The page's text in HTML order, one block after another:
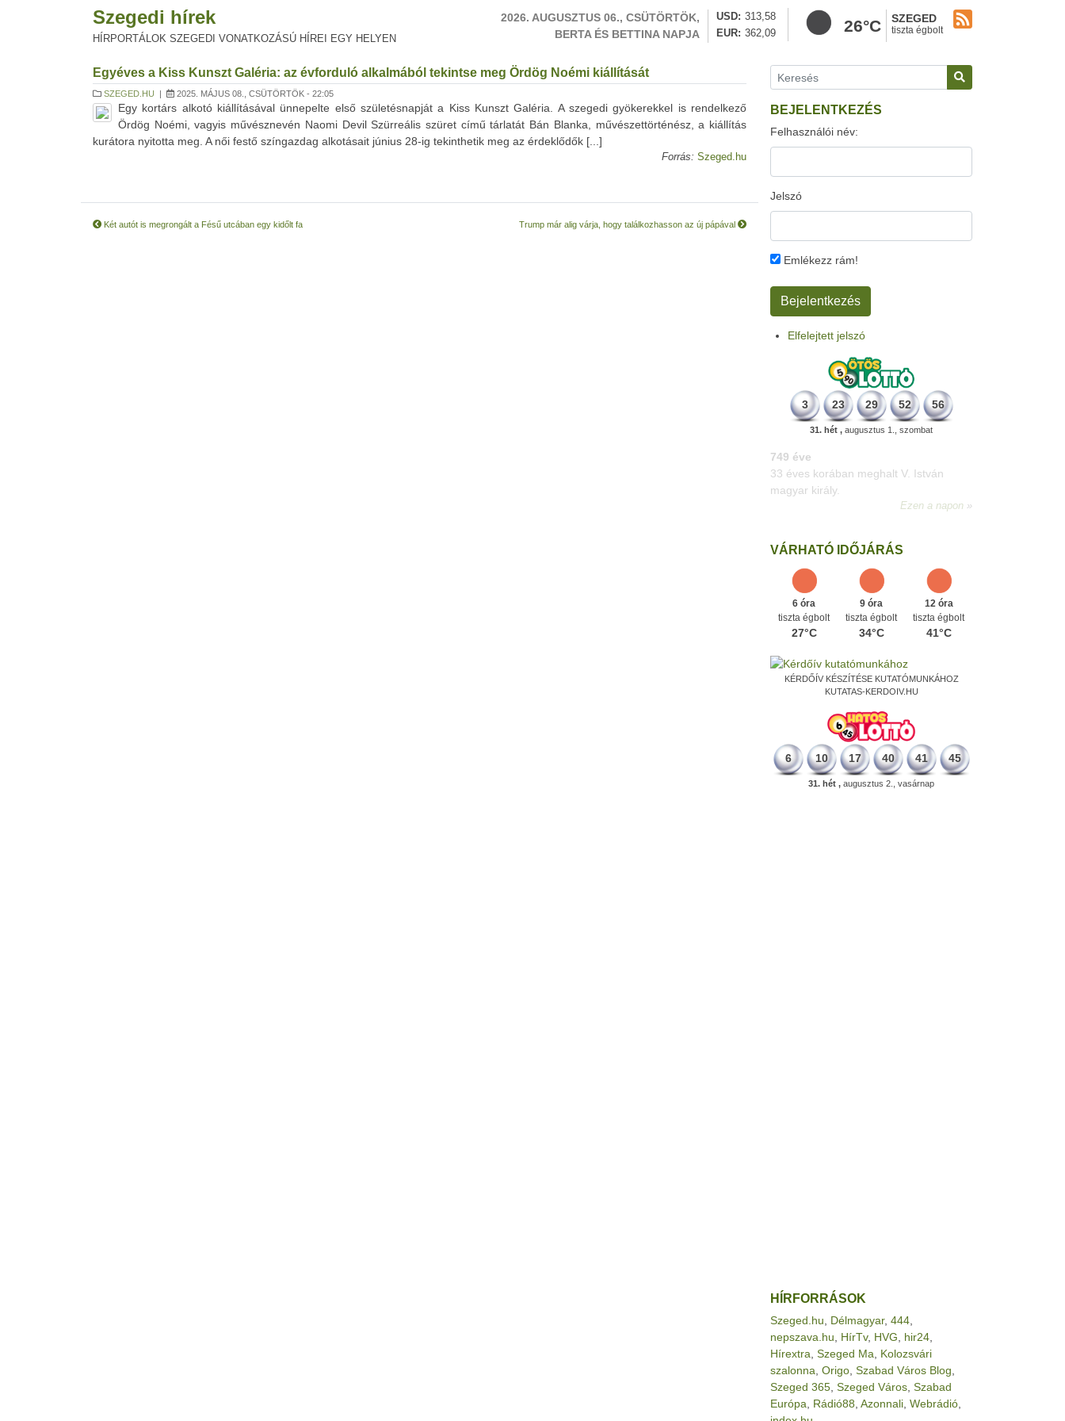
Szegedi hírek
HÍRPORTÁLOK SZEGEDI VONATKOZÁSÚ HÍREI EGY HELYEN
2026. AUGUSZTUS 06., CSÜTÖRTÖK,
BERTA ÉS BETTINA NAPJA
USD
313,58
EUR
362,09 26°C SZEGED
tiszta égbolt
Egyéves a Kiss Kunszt Galéria: az évforduló alkalmából tekintse meg Ördög Noémi kiállítását
SZEGED.HU | 2025. MÁJUS 08., CSÜTÖRTÖK - 22:05
Egy kortárs alkotó kiállításával ünnepelte első születésnapját a Kiss Kunszt Galéria. A szegedi gyökerekkel is rendelkező
Ördög Noémi, vagyis művésznevén Naomi Devil Szürreális szüret című tárlatát Bán Blanka, művészettörténész, a kiállítás
kurátora nyitotta meg. A női festő színgazdag alkotásait június 28-ig tekinthetik meg az érdeklődők [...]
Forrás: Szeged.hu
Két autót is megrongált a Fésű utcában egy kidőlt fa Trump már alig várja, hogy találkozhasson az új pápával
BEJELENTKEZÉS
Felhasználói név:
Jelszó
Emlékezz rám!
Elfelejtett jelszó
3 23 29 52 56
31. hét , augusztus 1., szombat
498 éve
A szávaszentdemeteri-nagyolaszi
győzelem, ahol a magyarok utoljára
győzték le a törököket Mohács előtt.
VÁRHATÓ IDŐJÁRÁS
6 óra
tiszta égbolt
27°C
9 óra
tiszta égbolt
34°C
12 óra
tiszta égbolt
41°C
KÉRDŐÍV KÉSZÍTÉSE KUTATÓMUNKÁHOZ
KUTATAS-KERDOIV.HU
6 10 17 40 41 45
31. hét , augusztus 2., vasárnap
HÍRFORRÁSOK
Szeged.hu Délmagyar, 444
nepszava.hu
HírTv, HVG hir24
Hírextra Szeged Ma
Kolozsvári
szalonna Origo Szabad Város Blog
Szeged 365 Szeged Város Szabad
Európa
Rádió88 Azonnali Webrádió